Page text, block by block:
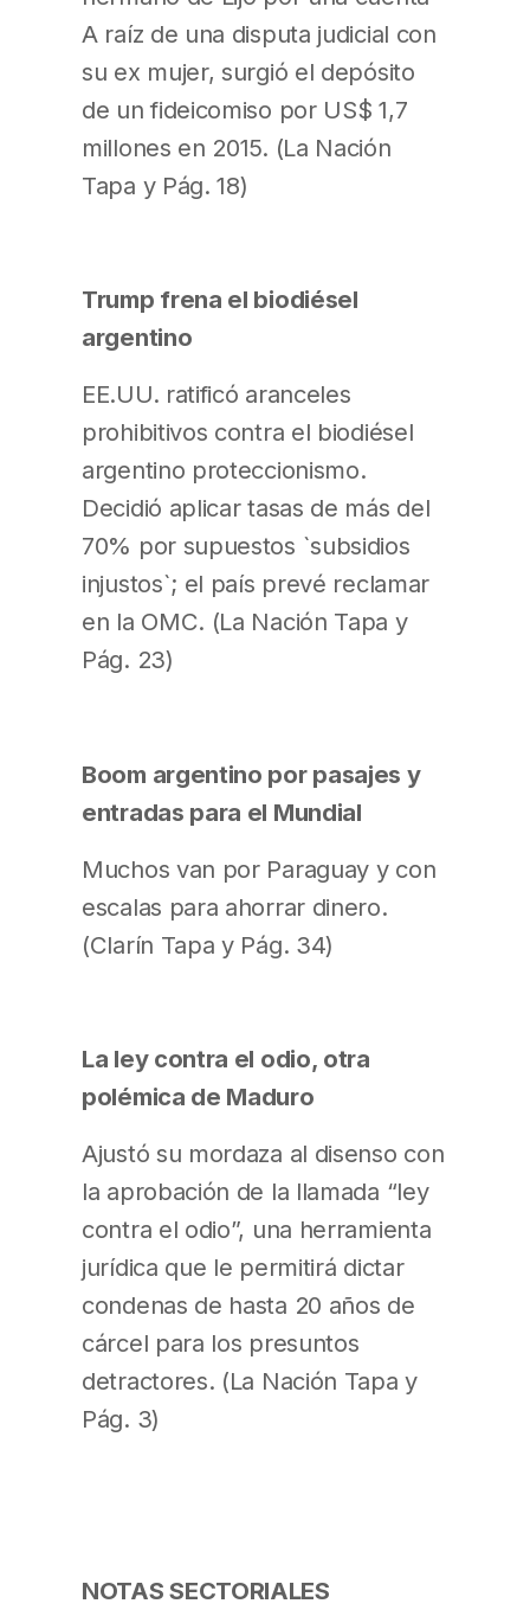
A raíz de una disputa judicial con
su ex mujer, surgió el depósito
de un fideicomiso por US$ 1,7
millones en 2015. (La Nación
Tapa y Pág. 18)
Trump frena el biodiésel
argentino
EE.UU. ratificó aranceles
prohibitivos contra el biodiésel
argentino proteccionismo.
Decidió aplicar tasas de más del
70% por supuestos `subsidios
injustos`; el país prevé reclamar
en la OMC. (La Nación Tapa y
Pág. 23)
Boom argentino por pasajes y
entradas para el Mundial
Muchos van por Paraguay y con
escalas para ahorrar dinero.
(Clarín Tapa y Pág. 34)
La ley contra el odio, otra
polémica de Maduro
Ajustó su mordaza al disenso con
la aprobación de la llamada “ley
contra el odio”, una herramienta
jurídica que le permitirá dictar
condenas de hasta 20 años de
cárcel para los presuntos
detractores. (La Nación Tapa y
Pág. 3)
NOTAS SECTORIALES